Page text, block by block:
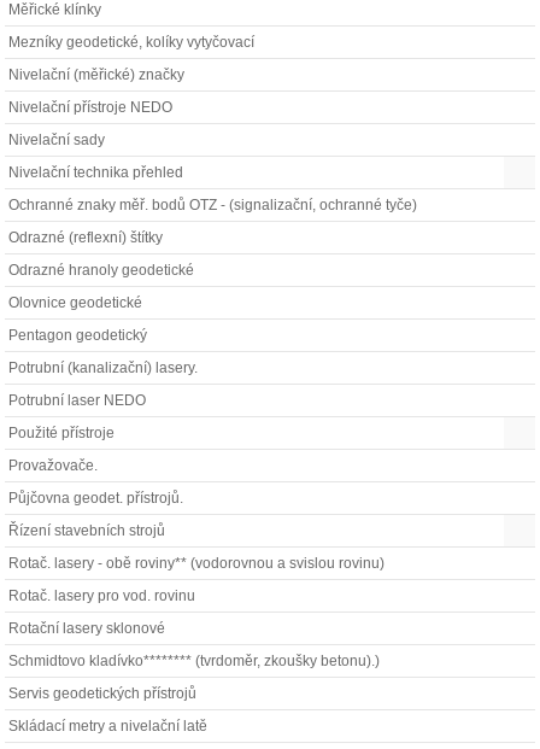
Měřické klínky
Mezníky geodetické, kolíky vytyčovací
Nivelační (měřické) značky
Nivelační přístroje NEDO
Nivelační sady
Nivelační technika přehled
Ochranné znaky měř. bodů OTZ - (signalizační, ochranné tyče)
Odrazné (reflexní) štítky
Odrazné hranoly geodetické
Olovnice geodetické
Pentagon geodetický
Potrubní (kanalizační) lasery.
Potrubní laser NEDO
Použité přístroje
Provažovače.
Půjčovna geodet. přístrojů.
Řízení stavebních strojů
Rotač. lasery - obě roviny** (vodorovnou a svislou rovinu)
Rotač. lasery pro vod. rovinu
Rotační lasery sklonové
Schmidtovo kladívko******** (tvrdoměr, zkoušky betonu).)
Servis geodetických přístrojů
Skládací metry a nivelační latě